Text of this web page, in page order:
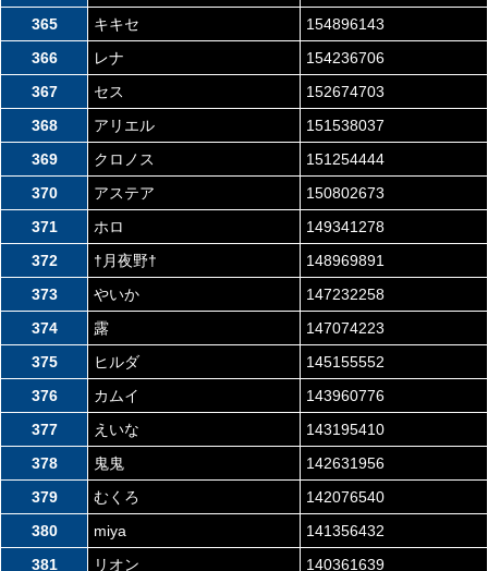
365
キキセ
154896143
366
レナ
154236706
367
セス
152674703
368
アリエル
151538037
369
クロノス
151254444
370
アステア
150802673
371
ホロ
149341278
372
†月夜野†
148969891
373
やいか
147232258
374
露
147074223
375
ヒルダ
145155552
376
カムイ
143960776
377
えいな
143195410
378
鬼鬼
142631956
379
むくろ
142076540
380
miya
141356432
381
リオン 140361639